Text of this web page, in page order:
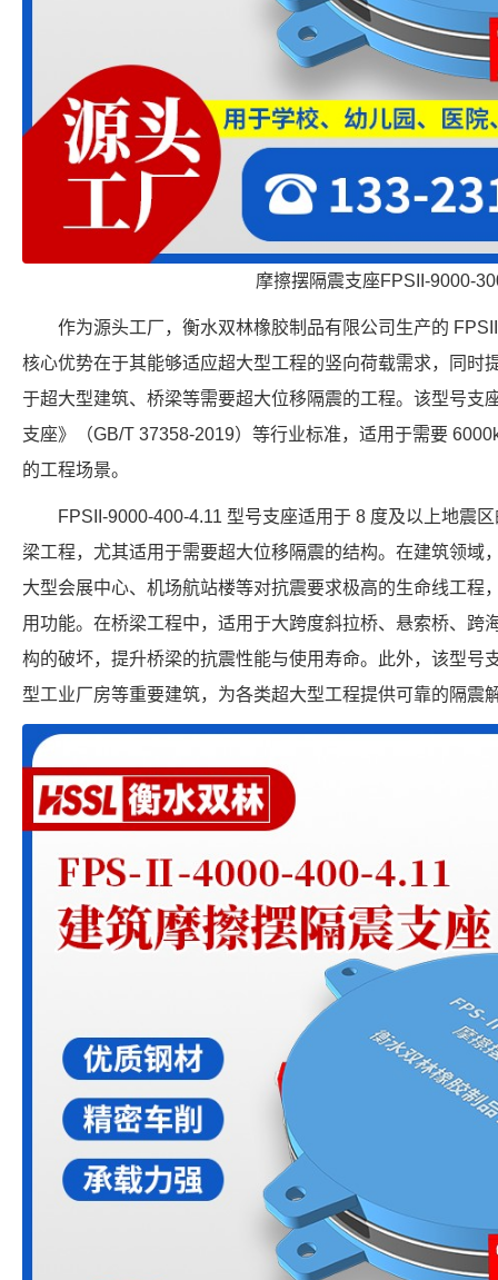
摩擦摆隔震支座FPSII-9000-
作为源头工厂，衡水双林橡胶制品有限公司生产的
核心优势在于其能够适应超大型工程的竖向荷载需求，同时
于超大型建筑、桥梁等需要超大位移隔震的工程。该型号支
支座》（GB/T 37358-2019）等行业标准，适用于需要
的工程场景。
FPSII-9000-400-4.11 型号支座适用于 8 度及以上地震
梁工程，尤其适用于需要超大位移隔震的结构。在建筑领域
大型会展中心、机场航站楼等对抗震要求极高的生命线工程
用功能。在桥梁工程中，适用于大跨度斜拉桥、悬索桥、跨
构的破坏，提升桥梁的抗震性能与使用寿命。此外，该型号
型工业厂房等重要建筑，为各类超大型工程提供可靠的隔震